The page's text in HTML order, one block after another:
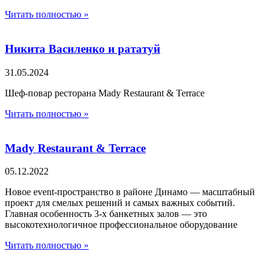
Читать полностью »
Никита Василенко и рататуй
31.05.2024
Шеф-повар ресторана Mady Restaurant & Terrace
Читать полностью »
Mady Restaurant & Terrace
05.12.2022
Новое event-пространство в районе Динамо — масштабный
проект для смелых решений и самых важных событий.
Главная особенность 3-х банкетных залов — это
высокотехнологичное профессиональное оборудование
Читать полностью »